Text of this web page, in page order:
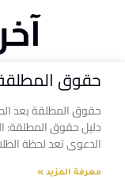
حقوق
حقوق المطلقة بعد
دليل حقوق المطلقة:
الدعوى تعد لحظة
معرفة المزيد »